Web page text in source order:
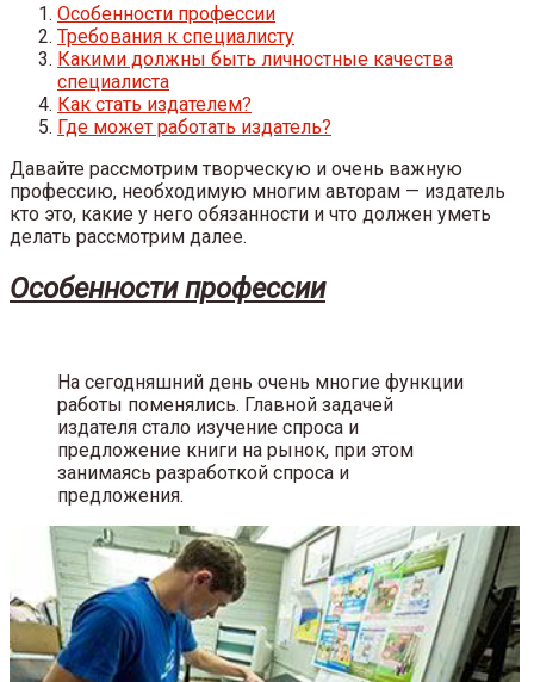
Особенности профессии
Требования к специалисту
Какими должны быть личностные качества
специалиста
Как стать издателем?
Где может работать издатель?
Давайте рассмотрим творческую и очень важную
профессию, необходимую многим авторам — издатель
кто это, какие у него обязанности и что должен уметь
делать рассмотрим далее.
Особенности профессии
На сегодняшний день очень многие функции
работы поменялись. Главной задачей
издателя стало изучение спроса и
предложение книги на рынок, при этом
занимаясь разработкой спроса и
предложения.